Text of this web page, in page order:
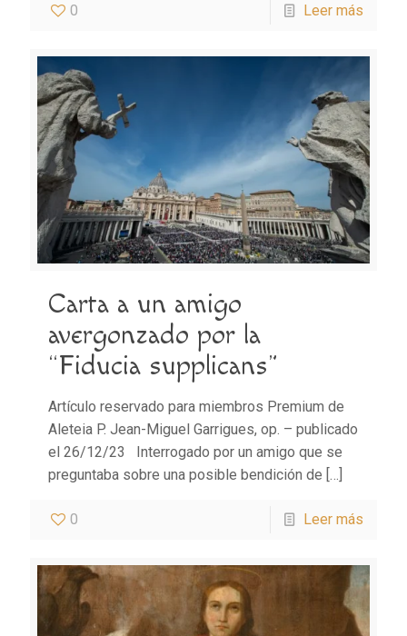
0 Leer más
Carta a un amigo
avergonzado por la
“Fiducia supplicans”
Artículo reservado para miembros Premium de
Aleteia P. Jean-Miguel Garrigues, op. – publicado
el 26/12/23 Interrogado por un amigo que se
preguntaba sobre una posible bendición de […]
0 Leer más